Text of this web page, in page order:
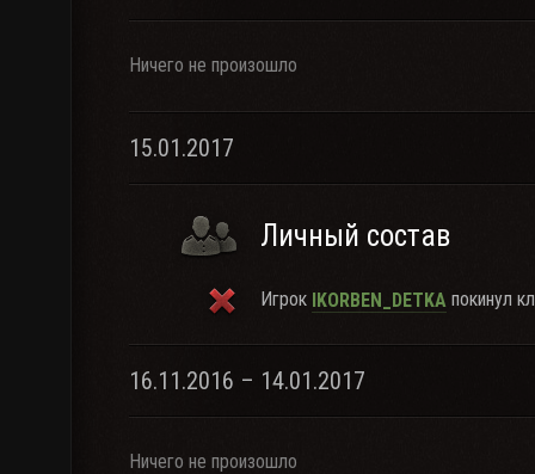
Ничего не произошло
15.01.2017
Личный состав
Игрок lKORBEN_DETKA покинул
16.11.2016 – 14.01.2017
Ничего не произошло